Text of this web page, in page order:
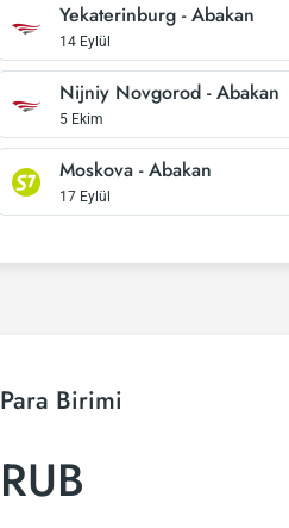
Yekaterinburg - Abakan
14 Eylül
Nijniy Novgorod - Abakan
5 Ekim
Moskova - Abakan
17 Eylül
Para Birimi
RUB